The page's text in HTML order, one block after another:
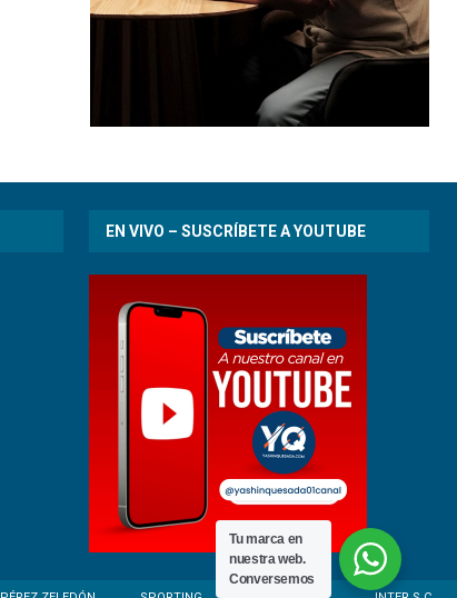
EN VIVO – SUSCRÍBETE A YOUTUBE
Tu marca en
nuestra web.
Conversemos